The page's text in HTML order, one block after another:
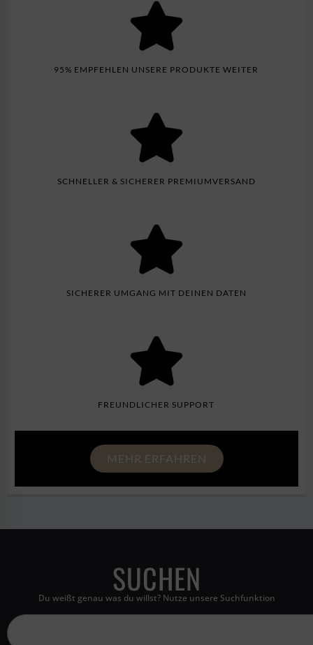
95% EMPFEHLEN UNSERE PRODUKTE WEITER
SCHNELLER & SICHERER PREMIUMVERSAND
SICHERER UMGANG MIT DEINEN DATEN
FREUNDLICHER SUPPORT
MEHR ERFAHREN
SUCHEN
Du weißt genau was du willst? Nutze unsere Suchfunktion